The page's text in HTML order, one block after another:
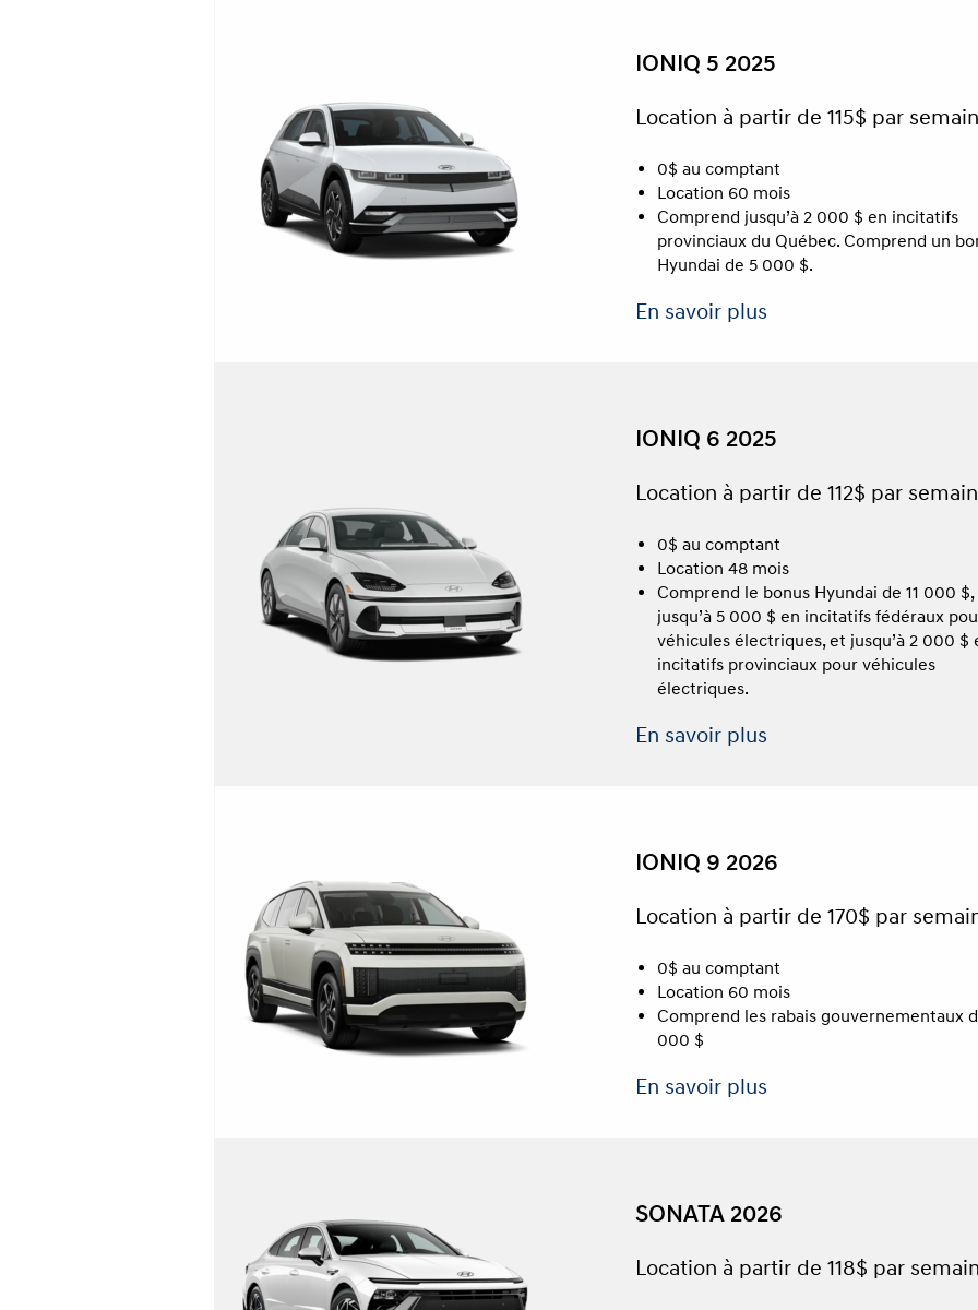
IONIQ 5 2025
Location à partir de 115$ par
0$ au comptant
Location 60 mois
Comprend jusqu’à 2 000 $ en incitatifs
provinciaux du Québec. Comprend un
Hyundai de 5 000 $.
En savoir plus
IONIQ 6 2025
Location à partir de 112$ par
0$ au comptant
Location 48 mois
Comprend le bonus Hyundai de 11 000 $,
jusqu’à 5 000 $ en incitatifs fédéraux
véhicules électriques, et jusqu’à 2 000 $
incitatifs provinciaux pour véhicules
électriques.
En savoir plus
IONIQ 9 2026
Location à partir de 170$ par
0$ au comptant
Location 60 mois
Comprend les rabais gouvernementaux
000 $
En savoir plus
SONATA 2026
Location à partir de 118$ par